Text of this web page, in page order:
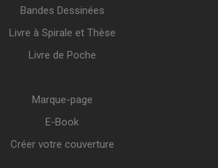
Bandes Dessinées
Livre à Spirale et Thèse
Livre de Poche
Marque-page
E-Book
Créer votre couverture